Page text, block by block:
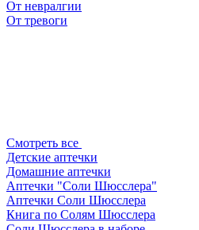
От невралгии
От тревоги
Смотреть все
Детские аптечки
Домашние аптечки
Аптечки "Соли Шюсслера"
Аптечки Соли Шюсслера
Книга по Солям Шюсслера